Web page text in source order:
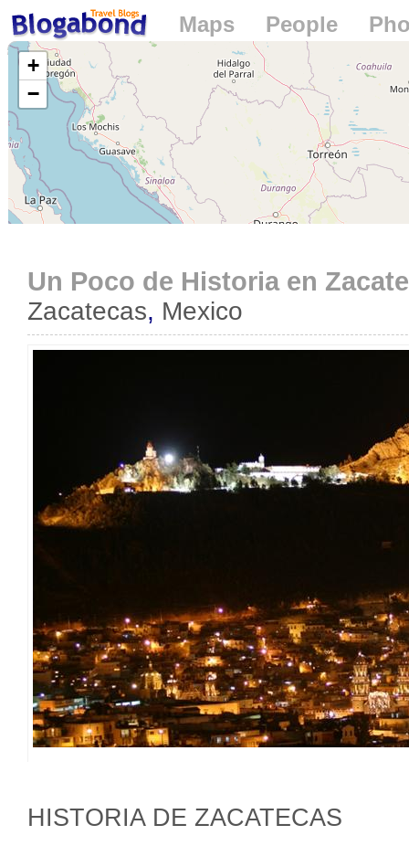
Loading...
+
−
Maps People
Un Poco de Historia en
Zacatecas, Mexico
HISTORIA DE ZACATECAS